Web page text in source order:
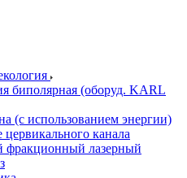
биполярная (оборуд. KARL
(с использованием энергии)
канала
фракционный лазерный